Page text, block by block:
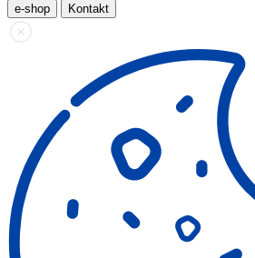
e-shop Kontakt